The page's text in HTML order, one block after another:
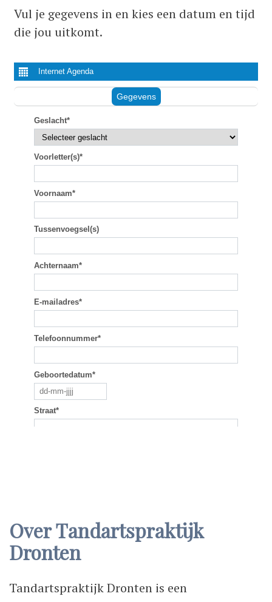
Vul je gegevens in en kies een datum en tijd
die jou uitkomt.
Over Tandartspraktijk
Dronten
Tandartspraktijk Dronten is een